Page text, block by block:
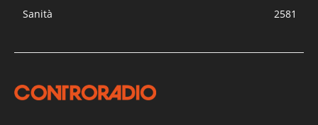
Sanità
2581